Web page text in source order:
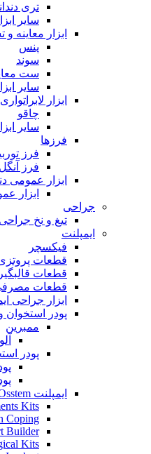
تری
سایر
ابزار معاینه
پنس
سوند
ست
سایر
ابزار لابراتواری
چاقو
سایر
فرزها
فرز
فرز آنگل
ابزار عمومی
ابزار
جراحی
تیغ و نخ جراحی
ایمپلنت
فیکسچر
قطعات
قطعات
قطعات
ابزار جراحی
پودر استخوان
ممبرین
پودر
ایمپلنت Osstem
Kits
Coping
Builder
Kits